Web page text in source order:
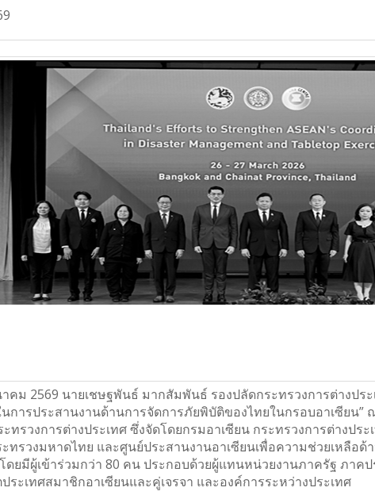
คม 2569 นายเชษฐพันธ์ มากสัมพันธ์ รองปลัดกระทรวงการต่างประ
การประสานงานด้านการจัดการภัยพิบัติของไทยในกรอบอาเซียน”
ทรวงการต่างประเทศ ซึ่งจัดโดยกรมอาเซียน กระทรวงการต่างปร
ทรวงมหาดไทย และศูนย์ประสานงานอาเซียนเพื่อความช่วยเหลือ
ดยมีผู้เข้าร่วมกว่า 80 คน ประกอบด้วยผู้แทนหน่วยงานภาครัฐ ภา
ระเทศสมาชิกอาเซียนและคู่เจรจา และองค์การระหว่างประเทศ